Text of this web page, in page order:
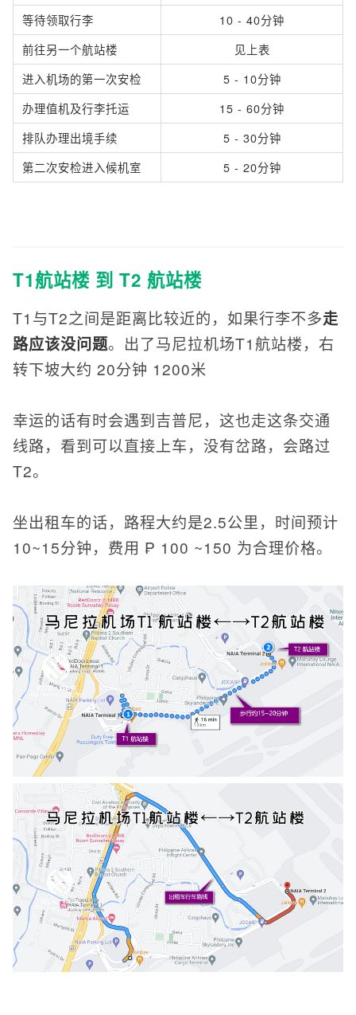
等待领取行李
10 - 40分钟
前往另一个航站楼
见上表
进入机场的第一次安检
5 - 10分钟
办理值机及行李托运
15 - 60分钟
排队办理出境手续
5 - 30分钟
第二次安检进入候机室
5 - 20分钟
T1航站楼 到 T2 航站楼
T1与T2之间是距离比较近的，如果行李不多走
路应该没问题。出了马尼拉机场T1航站楼，右
转下坡大约 20分钟 1200米
幸运的话有时会遇到吉普尼，这也走这条交通
线路，看到可以直接上车，没有岔路，会路过
T2。
坐出租车的话，路程大约是2.5公里，时间预计
10~15分钟，费用 ₱ 100 ~150 为合理价格。